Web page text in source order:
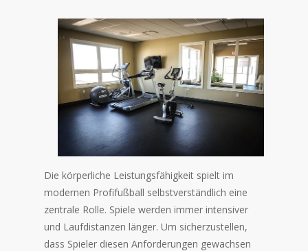
Die körperliche Leistungsfähigkeit spielt im
modernen Profifußball selbstverständlich eine
zentrale Rolle. Spiele werden immer intensiver
und Laufdistanzen länger. Um sicherzustellen,
dass Spieler diesen Anforderungen gewachsen